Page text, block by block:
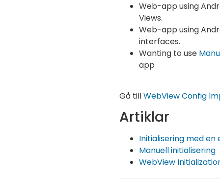
Web-app using
Views.
Web-app using
interfaces.
Wanting to use
app
Gå tillWebView Config
Artiklar
Initialisering med en
Manuell initialisering
WebView